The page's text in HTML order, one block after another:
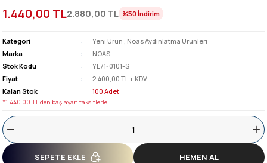
1.440,00 TL2.880,00 TL %50İndirim
Kategori Yeni Ürün , Noas Aydınlatma Ürünleri
Marka
NOAS
Stok Kodu
YL71-0101-S
Fiyat
2.400,00 TL + KDV
Kalan Stok
100 Adet
*1.440,00 TL den başlayan taksitlerle!
SEPETE EKLE HEMEN AL